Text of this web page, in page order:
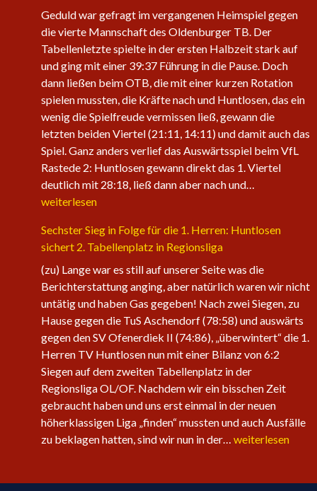
Geduld war gefragt im vergangenen Heimspiel gegen
die vierte Mannschaft des Oldenburger TB. Der
Tabellenletzte spielte in der ersten Halbzeit stark auf
und ging mit einer 39:37 Führung in die Pause. Doch
dann ließen beim OTB, die mit einer kurzen Rotation
spielen mussten, die Kräfte nach und Huntlosen, das ein
wenig die Spielfreude vermissen ließ, gewann die
letzten beiden Viertel (21:11, 14:11) und damit auch das
Spiel. Ganz anders verlief das Auswärtsspiel beim VfL
Rastede 2: Huntlosen gewann direkt das 1. Viertel
deutlich mit 28:18, ließ dann aber nach und…
der
Eagles
nehmen
wieder
an
Fahrt
auf
weiterlesen
Sechster Sieg in Folge für die 1. Herren: Huntlosen
sichert 2. Tabellenplatz in Regionsliga
(zu) Lange war es still auf unserer Seite was die
Berichterstattung anging, aber natürlich waren wir nicht
untätig und haben Gas gegeben! Nach zwei Siegen, zu
Hause gegen die TuS Aschendorf (78:58) und auswärts
gegen den SV Ofenerdiek II (74:86), „überwintert“ die 1.
Herren TV Huntlosen nun mit einer Bilanz von 6:2
Siegen auf dem zweiten Tabellenplatz in der
Regionsliga OL/OF. Nachdem wir ein bisschen Zeit
gebraucht haben und uns erst einmal in der neuen
höherklassigen Liga „finden“ mussten und auch Ausfälle
zu beklagen hatten, sind wir nun in der… Sechster
weiterlesen